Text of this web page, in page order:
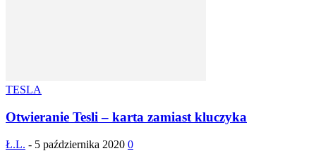
TESLA
Otwieranie Tesli – karta zamiast kluczyka
Ł.L. - 5 października 2020 0